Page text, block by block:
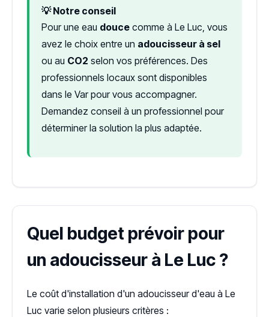
💡 Notre conseil
Pour une eau douce comme à Le Luc, vous
avez le choix entre un adoucisseur à sel
ou au CO2 selon vos préférences. Des
professionnels locaux sont disponibles
dans le Var pour vous accompagner.
Demandez conseil à un professionnel pour
déterminer la solution la plus adaptée.
Quel budget prévoir pour
un adoucisseur à Le Luc ?
Le coût d'installation d'un adoucisseur d'eau à Le
Luc varie selon plusieurs critères :